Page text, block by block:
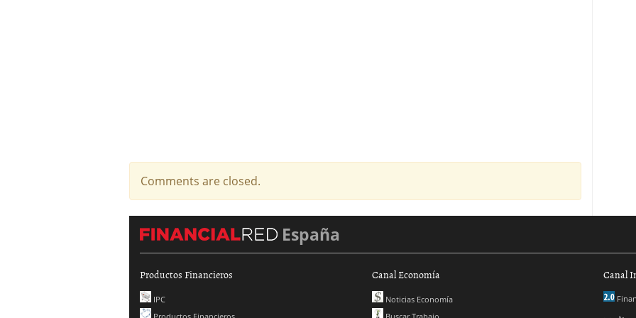
Comments are closed.
España
Productos Financieros
IPC
Canal Economía
Noticias Economía
Canal